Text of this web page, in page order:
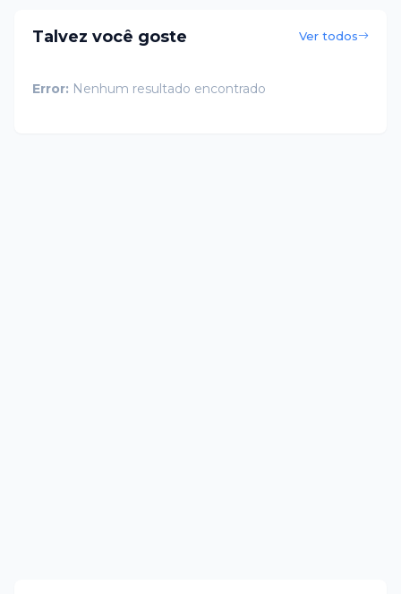
Talvez você goste Ver todos
Error: Nenhum resultado encontrado